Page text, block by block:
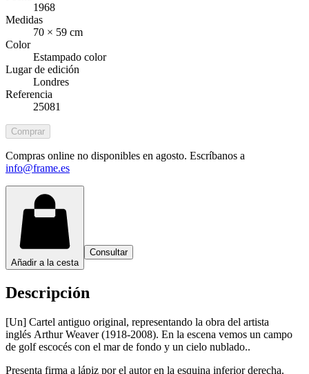
1968
Medidas
70 × 59 cm
Color
Estampado color
Lugar de edición
Londres
Referencia
25081
Comprar
Compras online no disponibles en agosto. Escríbanos a
info@frame.es
Añadir a la cesta
Consultar
Descripción
[Un] Cartel antiguo original, representando la obra del artista
inglés Arthur Weaver (1918-2008). En la escena vemos un campo
de golf escocés con el mar de fondo y un cielo nublado..
Presenta firma a lápiz por el autor en la esquina inferior derecha.